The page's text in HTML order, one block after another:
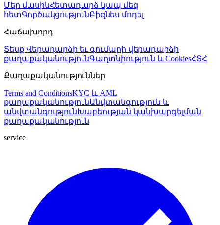
Մեր մասինՀետադարձ կապ մեզ
հետԳործակցությունԲիզնես մոդել
Հաճախորդ
Տեսք Վերադարձի եւ գումարի վերադարձի
քաղաքականությունԳաղտնիություն և CookiesՀՏՀ
Քաղաքականություններ
Terms and ConditionsKYC և AML
քաղաքականությունԱնվտանգություն և
անվտանգությունԽաբեության կանխարգելման
քաղաքականություն
service